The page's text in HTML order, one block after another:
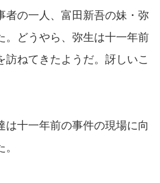
者の一人、富田新吾の妹・弥
。どうやら、弥生は十一年前
訪ねてきたようだ。訝しいこ
は十一年前の事件の現場に向